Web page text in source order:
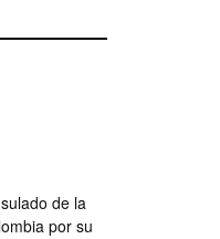
de la
por su